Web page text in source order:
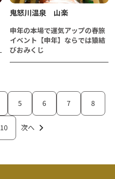
鬼怒川温泉 山楽
申年の本場で運気アップの春旅
イベント【申年】ならでは猿結
びおみくじ
5 6 7 8
10 次へ